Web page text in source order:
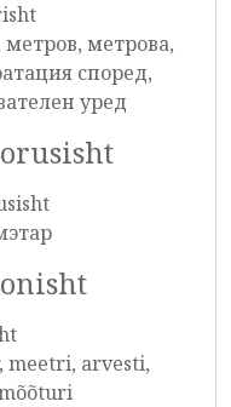
метрова,
според,
уред
meetri, arvesti,